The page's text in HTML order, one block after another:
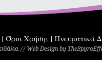
| Όροι Χρήσης | Πνευματικά